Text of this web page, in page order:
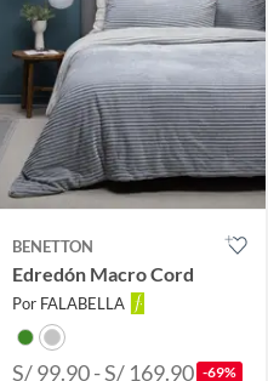
BENETTON
Edredón Macro Cord
Por FALABELLA
S/ 99.90 - S/ 169.90 -69%